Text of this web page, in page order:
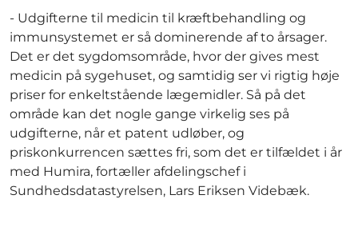
- Udgifterne til medicin til kræftbehandling og
immunsystemet er så dominerende af to årsager.
Det er det sygdomsområde, hvor der gives mest
medicin på sygehuset, og samtidig ser vi rigtig høje
priser for enkeltstående lægemidler. Så på det
område kan det nogle gange virkelig ses på
udgifterne, når et patent udløber, og
priskonkurrencen sættes fri, som det er tilfældet i år
med Humira, fortæller afdelingschef i
Sundhedsdatastyrelsen, Lars Eriksen Videbæk.